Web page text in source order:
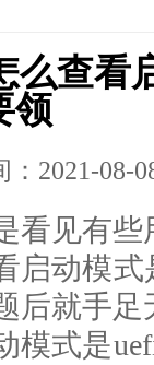
么查看
领
：2021-08-
看见有些
启动模式
后就手足
模式是